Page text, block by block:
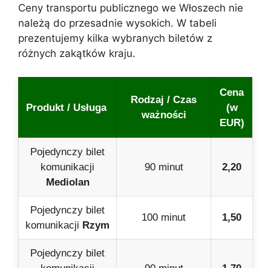
Ceny transportu publicznego we Włoszech nie
należą do przesadnie wysokich. W tabeli
prezentujemy kilka wybranych biletów z
różnych zakątków kraju.
Produkt / Usługa
Rodzaj / Czas
ważności
Cena
(w
EUR)
Pojedynczy bilet
komunikacji
Mediolan
90 minut 2,20
Pojedynczy bilet
komunikacji Rzym
100 minut 1,50
Pojedynczy bilet